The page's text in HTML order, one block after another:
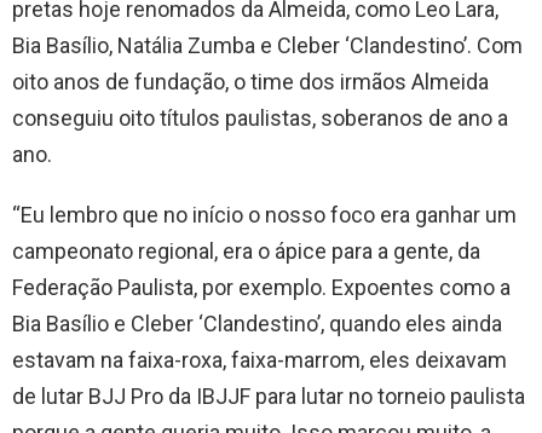
pretas hoje renomados da Almeida, como Leo Lara,
Bia Basílio, Natália Zumba e Cleber ‘Clandestino’. Com
oito anos de fundação, o time dos irmãos Almeida
conseguiu oito títulos paulistas, soberanos de ano a
ano.
“Eu lembro que no início o nosso foco era ganhar um
campeonato regional, era o ápice para a gente, da
Federação Paulista, por exemplo. Expoentes como a
Bia Basílio e Cleber ‘Clandestino’, quando eles ainda
estavam na faixa-roxa, faixa-marrom, eles deixavam
de lutar BJJ Pro da IBJJF para lutar no torneio paulista